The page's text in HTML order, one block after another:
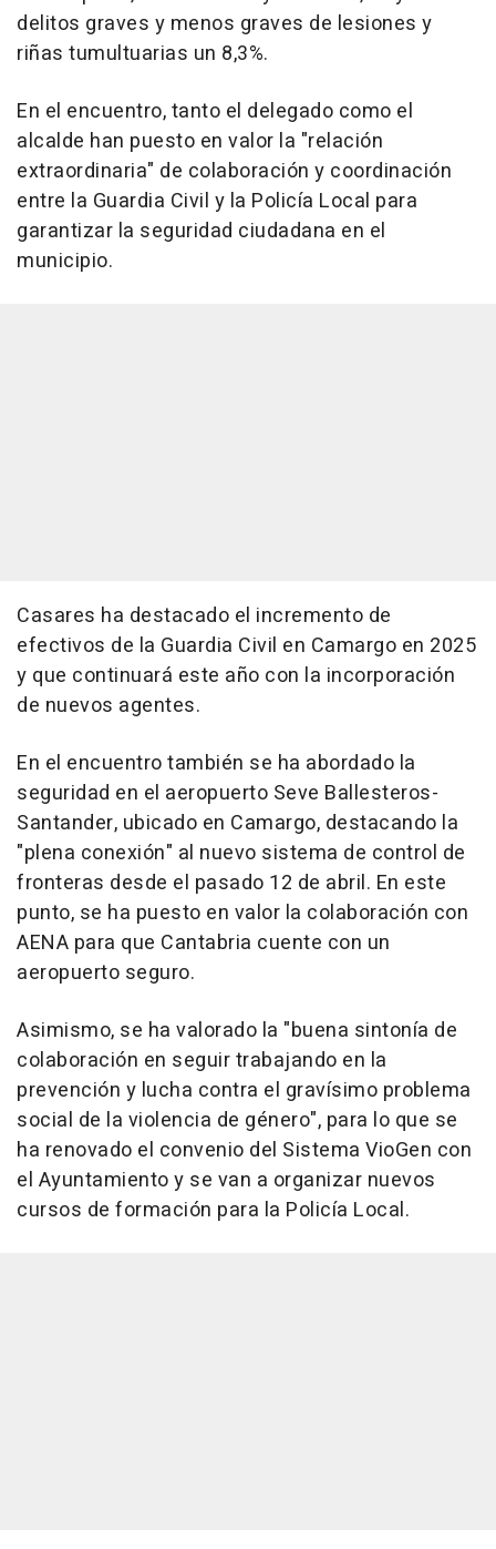
delitos graves y menos graves de lesiones y
riñas tumultuarias un 8,3%.
En el encuentro, tanto el delegado como el
alcalde han puesto en valor la "relación
extraordinaria" de colaboración y coordinación
entre la Guardia Civil y la Policía Local para
garantizar la seguridad ciudadana en el
municipio.
Casares ha destacado el incremento de
efectivos de la Guardia Civil en Camargo en 2025
y que continuará este año con la incorporación
de nuevos agentes.
En el encuentro también se ha abordado la
seguridad en el aeropuerto Seve Ballesteros-
Santander, ubicado en Camargo, destacando la
"plena conexión" al nuevo sistema de control de
fronteras desde el pasado 12 de abril. En este
punto, se ha puesto en valor la colaboración con
AENA para que Cantabria cuente con un
aeropuerto seguro.
Asimismo, se ha valorado la "buena sintonía de
colaboración en seguir trabajando en la
prevención y lucha contra el gravísimo problema
social de la violencia de género", para lo que se
ha renovado el convenio del Sistema VioGen con
el Ayuntamiento y se van a organizar nuevos
cursos de formación para la Policía Local.